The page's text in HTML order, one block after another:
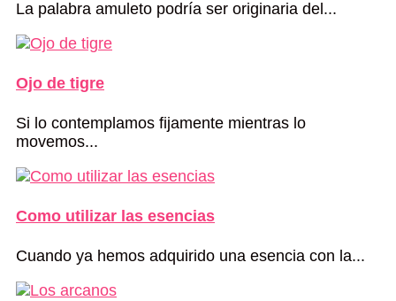
La palabra amuleto podría ser originaria del...
Ojo de tigre
Si lo contemplamos fijamente mientras lo
movemos...
Como utilizar las esencias
Cuando ya hemos adquirido una esencia con la...